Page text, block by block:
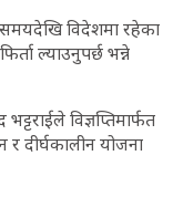
समयदेखि विदेशमा रहेका
ल्याउनुपर्छ भन्ने
विज्ञप्तिमार्फत
दीर्घकालीन योजना